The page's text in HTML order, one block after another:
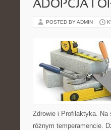
ADOPCJA I
POSTED BY ADMIN
Zdrowie i Profilaktyka. Na
różnym temperamencie.